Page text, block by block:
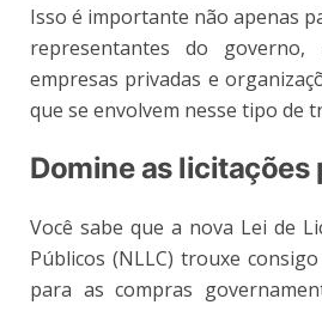
Isso é importante não apenas
representantes do governo,
empresas privadas e
que se envolvem nesse tipo de
Domine as licitações
Você sabe que a nova Lei de
Públicos (NLLC) trouxe
para as compras